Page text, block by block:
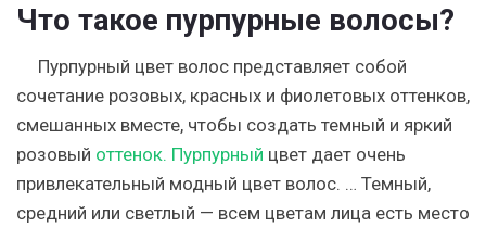
Что такое пурпурные волосы?
Пурпурный цвет волос представляет собой
сочетание розовых, красных и фиолетовых оттенков,
смешанных вместе, чтобы создать темный и яркий
розовый оттенок. Пурпурный цвет дает очень
привлекательный модный цвет волос. … Темный,
средний или светлый — всем цветам лица есть место